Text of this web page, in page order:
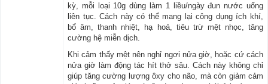
kỳ, mỗi loại 10g dùng làm 1 liều/ngày đun nước uống
liên tục. Cách này có thể mang lại công dụng ích khí,
bổ âm, thanh nhiệt, hạ hoả, tiêu trừ mệt nhọc, tăng
cường hệ miễn dịch.
Khi cảm thấy mệt nên nghỉ ngơi nửa giờ, hoặc cứ cách
nửa giờ làm động tác hít thở sâu. Cách này không chỉ
giúp tăng cường lượng ôxy cho não, mà còn giảm cảm